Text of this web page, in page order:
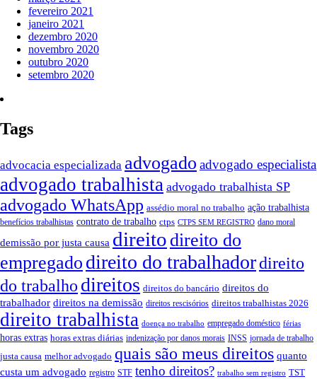
fevereiro 2021
janeiro 2021
dezembro 2020
novembro 2020
outubro 2020
setembro 2020
Tags
advocacia especializada advogado advogado especialista
advogado trabalhista advogado trabalhista SP
advogado WhatsApp assédio moral no trabalho ação trabalhista
benefícios trabalhistas contrato de trabalho ctps CTPS SEM REGISTRO dano moral
demissão por justa causa direito direito do
empregado direito do trabalhadordireito
do trabalho direitos direitos do bancário direitos do
trabalhador direitos na demissão direitos rescisórios direitos trabalhistas 2026
direito trabalhista doença no trabalho empregado doméstico férias
horas extras horas extras diárias indenização por danos morais INSS jornada de trabalho
justa causa melhor advogado quais são meus direitos quanto
custa um advogado registro STF tenho direitos? trabalho sem registro TST